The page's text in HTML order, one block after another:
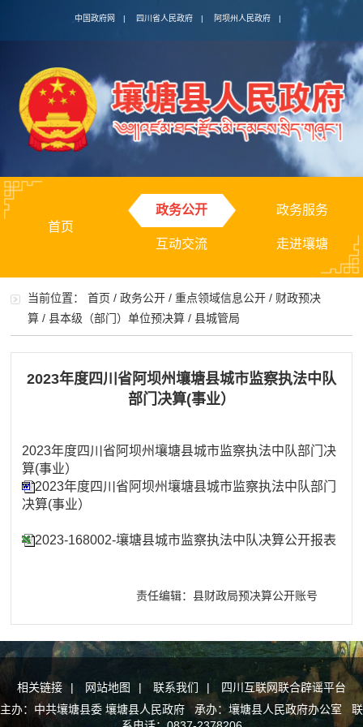
中国政府网 | 四川省人民政府 | 阿坝州人民政府 |
首页
政务公开 政务服务
互动交流 走进壤塘
当前位置：首页 /政务公开 /重点领域信息公开 / 财政预决
算 /县本级（部门）单位预决算 /县城管局
2023年度四川省阿坝州壤塘县城市监察执法中队
部门决算(事业）
2023年度四川省阿坝州壤塘县城市监察执法中队部门决
算(事业）
2023年度四川省阿坝州壤塘县城市监察执法中队部门
决算(事业）
2023-168002-壤塘县城市监察执法中队决算公开报表
责任编辑：县财政局预决算公开账号
相关链接 | 网站地图 | 联系我们 |
四川互联网联合辟谣平台
主办：中共壤塘县委 壤塘县人民政府 承办：壤塘县人民政府办公室 联